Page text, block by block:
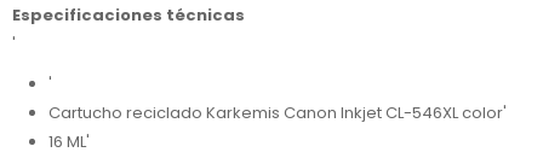
Especificaciones técnicas
'
'
Cartucho reciclado Karkemis Canon Inkjet CL-546XL color'
16 ML'